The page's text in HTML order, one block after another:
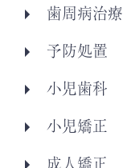
歯周病治療
予防処置
小児歯科
小児矯正
成人矯正